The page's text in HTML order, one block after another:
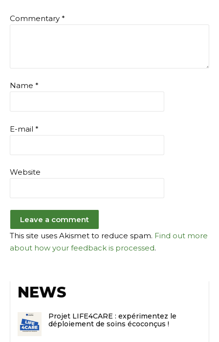
Commentary *
Name *
E-mail *
Website
This site uses Akismet to reduce spam. Find out more
about how your feedback is processed.
NEWS
Projet LIFE4CARE : expérimentez le
déploiement de soins écoconçus !